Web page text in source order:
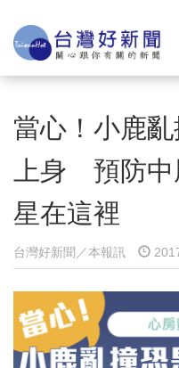
當心！小鹿
上身 預防中
星在這裡
台灣好新聞／本報訊